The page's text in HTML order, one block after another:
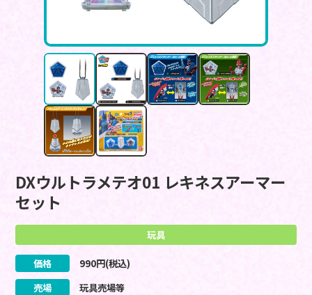
DXウルトラメテオ01 レキネスアーマー
セット
玩具
価格 990円(税込)
売場
玩具売場等